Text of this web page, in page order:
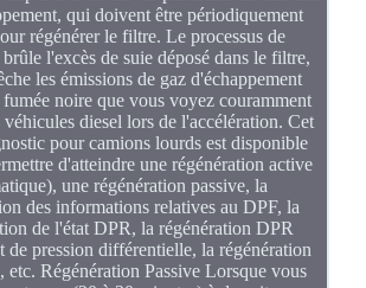
qui doivent être périodiquement
régénérer le filtre. Le processus de
l'excès de suie déposé dans le filtre,
les émissions de gaz d'échappement
noire que vous voyez couramment
véhicules diesel lors de l'accélération. Cet
pour camions lourds est disponible
d'atteindre une régénération active
une régénération passive, la
des informations relatives au DPF, la
de l'état DPR, la régénération DPR
de pression différentielle, la régénération
etc. Régénération Passive Lorsque vous